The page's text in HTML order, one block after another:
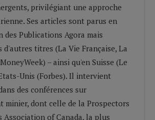
privilégiant une approche
Ses articles sont parus en
des Publications Agora mais
d'autres titres (La Vie Française, La
– ainsi qu'en Suisse (Le
Unis (Forbes). Il intervient
des conférences sur
minier, dont celle de la Prospectors
Association of Canada, la plus